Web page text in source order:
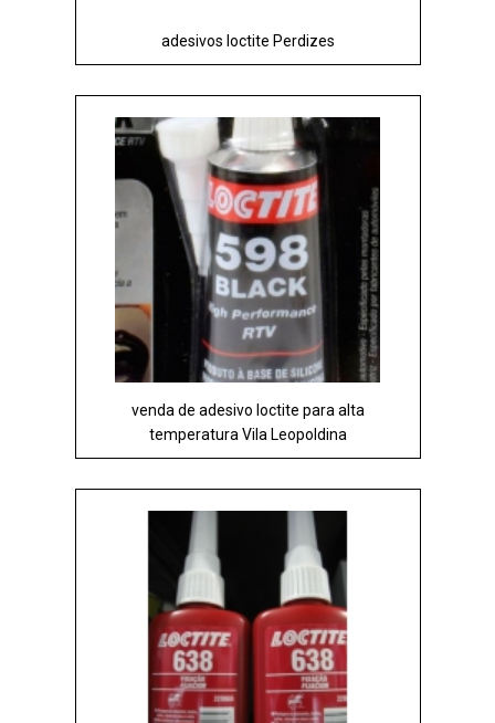
adesivos loctite Perdizes
venda de adesivo loctite para alta
temperatura Vila Leopoldina